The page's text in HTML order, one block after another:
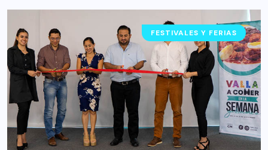
FESTIVALES Y FERIAS